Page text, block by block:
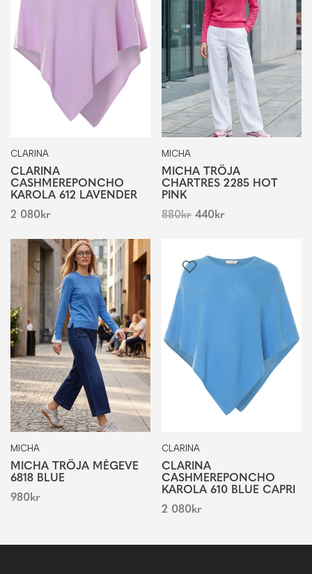
CLARINA
CLARINA
CASHMEREPONCHO
KAROLA 612 LAVENDER
2 080kr
MICHA
MICHA TRÖJA
CHARTRES 2285 HOT
PINK
880kr 440kr
MICHA
MICHA TRÖJA MÉGEVE
6818 BLUE
980kr
CLARINA
CLARINA
CASHMEREPONCHO
KAROLA 610 BLUE CAPRI
2 080kr